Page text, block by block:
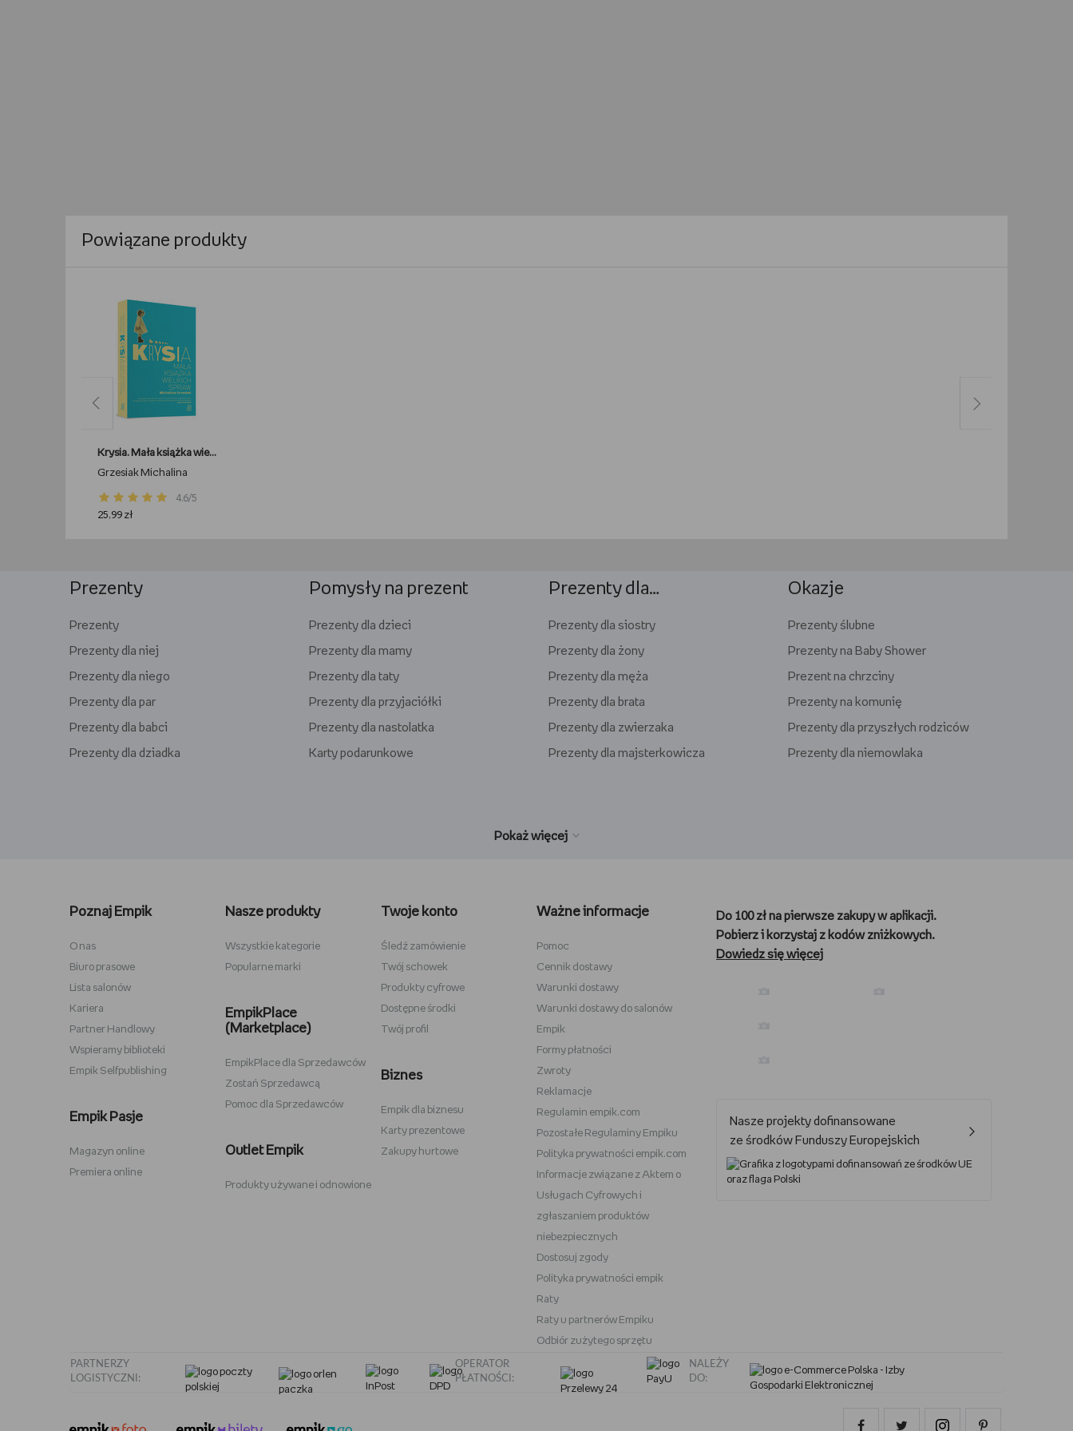
Powiązane produkty
Krysia. Mała książka wielkich spraw
Grzesiak Michalina
4.6/5
25,99 zł
Prezenty
Prezenty
Prezenty dla niej
Prezenty dla niego
Prezenty dla par
Prezenty dla babci
Prezenty dla dziadka
Pomysły na prezent
Prezenty dla dzieci
Prezenty dla mamy
Prezenty dla taty
Prezenty dla przyjaciółki
Prezenty dla nastolatka
Karty podarunkowe
Prezenty dla…
Prezenty dla siostry
Prezenty dla żony
Prezenty dla męża
Prezenty dla brata
Prezenty dla zwierzaka
Prezenty dla majsterkowicza
Okazje
Prezenty ślubne
Prezenty na Baby Shower
Prezent na chrzciny
Prezenty na komunię
Prezenty dla przyszłych rodziców
Prezenty dla niemowlaka
Karta podarunkowa Steam
Lampki do czytania
Antyramy
Tablety dla dzieci
Zestawy do szkicowania
Star Wars
Władca Pierścieni
Prezenty dla kibica
Prezenty dla biegacza
Zabawki Psi Patrol
Sodastream
Victoria's Secret
Under Armour
Baby Bjorn
Oral-B iO
Play-Doh
Jak oglądać Marvela?
Jak grać w UNO?
Kalendarz świąt nietypowych
Poznaj Empik
O nas
Biuro prasowe
Lista salonów
Kariera
Partner Handlowy
Wspieramy biblioteki
Empik Selfpublishing
Empik Pasje
Magazyn online
Premiera online
Nasze produkty
Wszystkie kategorie
Popularne marki
EmpikPlace
(Marketplace)
EmpikPlace dla Sprzedawców
Zostań Sprzedawcą
Pomoc dla Sprzedawców
Outlet Empik
Produkty używane i odnowione
Twoje konto
Śledź zamówienie
Twój schowek
Produkty cyfrowe
Dostępne środki
Twój profil
Biznes
Empik dla biznesu
Karty prezentowe
Zakupy hurtowe
Ważne informacje
Pomoc
Cennik dostawy
Warunki dostawy
Warunki dostawy do salonów
Empik
Formy płatności
Zwroty
Reklamacje
Regulamin empik.com
Pozostałe Regulaminy Empiku
Polityka prywatności empik.com
Informacje związane z Aktem o
Usługach Cyfrowych i
zgłaszaniem produktów
niebezpiecznych
Dostosuj zgody
Polityka prywatności empik
Raty
Raty u partnerów Empiku
Odbiór zużytego sprzętu
Do 100 zł na pierwsze zakupy w aplikacji.
Pobierz i korzystaj z kodów zniżkowych.
Dowiedz się więcej
Nasze projekty dofinansowane
ze środków Funduszy Europejskich
PARTNERZY
LOGISTYCZNI:
OPERATOR
PŁATNOŚCI:
NALEŻY
DO: